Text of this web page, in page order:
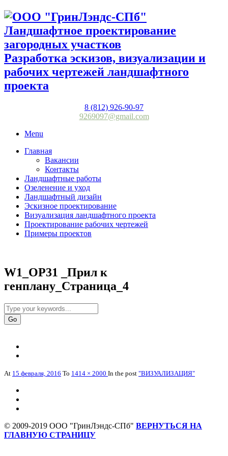
Разработка эскизов, визуализации и
рабочих чертежей ландшафтного
проекта
8 (812) 926-90-97
9269097@gmail.com
Menu
Главная
Вакансии
Контакты
Ландшафтные работы
Озеленение и уход
Ландшафтный дизайн
Эскизное проектирование
Визуализация ландшафтного проекта
Проектирование рабочих чертежей
Примеры проектов
W1_OP31 _Прил к
генплану_Страница_4
At 15 февраля, 2016 To 1414 × 2000 In the post "ВИЗУАЛИЗАЦИЯ"
© 2009-2019 ООО "ГринЛэндс-СПб" ВЕРНУТЬСЯ НА
ГЛАВНУЮ СТРАНИЦУ